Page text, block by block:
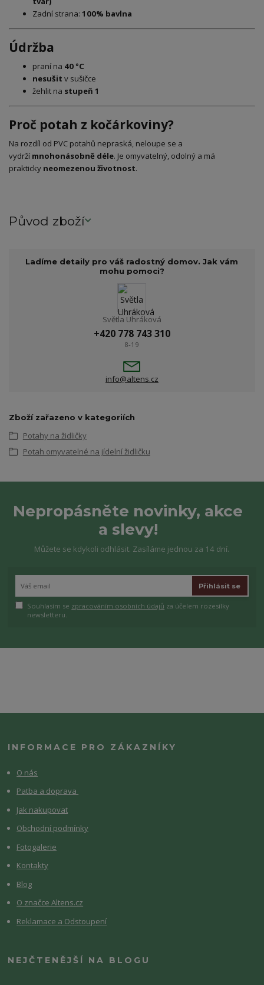
Zadní strana: 100% bavlna
Údržba
praní na 40 °C
nesušit v sušičce
žehlit na stupeň 1
Proč potah z kočárkoviny?
Na rozdíl od PVC potahů nepraská, neloupe se a
vydrží mnohonásobně déle. Je omyvatelný, odolný a má
prakticky neomezenou životnost.
Původ zboží
Ladíme detaily pro váš radostný domov. Jak vám
mohu pomoci?
Světla Uhráková
+420 778 743 310
8-19
info@altens.cz
Zboží zařazeno v kategoriích
Potahy na židličky
Potah omyvatelné na jídelní židličku
Nepropásněte novinky, akce
a slevy!
Můžete se kdykoli odhlásit. Zasíláme jednou za 14 dní.
Přihlásit se
Souhlasím se zpracováním osobních údajů za účelem rozesílky
newsletteru.
INFORMACE PRO ZÁKAZNÍKY
O nás
Patba a doprava
Jak nakupovat
Obchodní podmínky
Fotogalerie
Kontakty
Blog
O značce Altens.cz
Reklamace a Odstoupení
NEJČTENĚJŠÍ NA BLOGU